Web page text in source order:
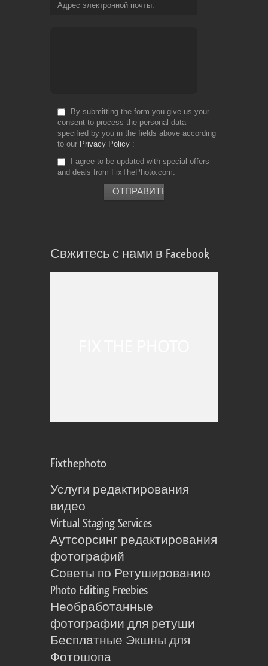
Адрес электронной почты
By submitting the form you give us your
consent to process the personal data
specified by you in the fields above according
to our Privacy Policy
I agree to be updated with special offers
and deals from FixThePhoto.com
Свжитесь с нами в Facebook
Fixthephoto
Услуги редактирования
видео
Virtual Staging Services
Аутсорсинг редактирования
фотографий
Советы по Ретушированию
Photo Editing Freebies
Необработанные
фотографии для ретуши
Бесплатные Экшны для
Фотошопа